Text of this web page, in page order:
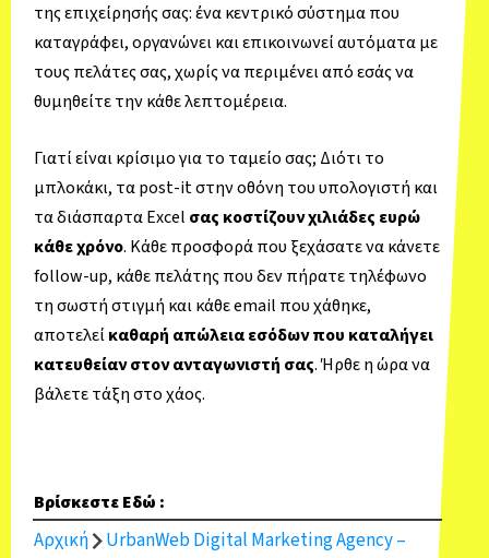
της επιχείρησής σας: ένα κεντρικό σύστημα που
καταγράφει, οργανώνει και επικοινωνεί αυτόματα με
τους πελάτες σας, χωρίς να περιμένει από εσάς να
θυμηθείτε την κάθε λεπτομέρεια.
Γιατί είναι κρίσιμο για το ταμείο σας; Διότι το
μπλοκάκι, τα post-it στην οθόνη του υπολογιστή και
τα διάσπαρτα Excel σας κοστίζουν χιλιάδες ευρώ
κάθε χρόνο. Κάθε προσφορά που ξεχάσατε να κάνετε
follow-up, κάθε πελάτης που δεν πήρατε τηλέφωνο
τη σωστή στιγμή και κάθε email που χάθηκε,
αποτελείκαθαρή απώλεια εσόδων που καταλήγει
κατευθείαν στον ανταγωνιστή σας. Ήρθε η ώρα να
βάλετε τάξη στο χάος.
Βρίσκεστε Εδώ :
Αρχική
UrbanWeb Digital Marketing Agency –